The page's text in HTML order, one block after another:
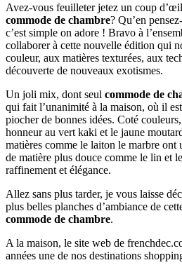
Avez-vous feuilleter jetez un coup
commode de chambre? Qu’en
c’est simple on adore ! Bravo à
collaborer à cette nouvelle édition qui
couleur, aux matières texturées, aux
découverte de nouveaux exotismes.
Un joli mix, dont seul commode de
qui fait l’unanimité à la maison, où il
piocher de bonnes idées. Coté
honneur au vert kaki et le jaune
matières comme le laiton le marbre ont
de matière plus douce comme le lin et
raffinement et élégance.
Allez sans plus tarder, je vous laisse
plus belles planches d’ambiance de
commode de chambre.
A la maison, le site web de
années une de nos destinations